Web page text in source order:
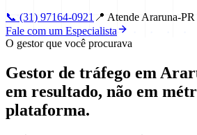
📞 (31) 97164-0921 📍 Atende Araruna-
Fale com um Especialista
O gestor que você procurava
Gestor de tráfego em
em resultado, não em
plataforma.